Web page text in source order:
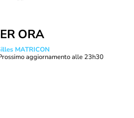
ORA
MATRICON
aggiornamento alle 23h30